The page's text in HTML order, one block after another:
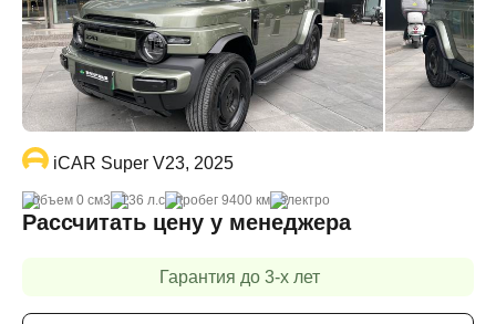
iCAR Super V23, 2025
объем 0 cм3 136 л.с пробег 9400 км электро
Рассчитать цену у менеджера
Гарантия до 3-х лет